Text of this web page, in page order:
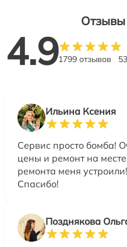
Отзывы
4.91799 отзывов
Ильина Ксения
Сервис просто бомба!
цены и ремонт на
ремонта меня
Спасибо!
Позднякова